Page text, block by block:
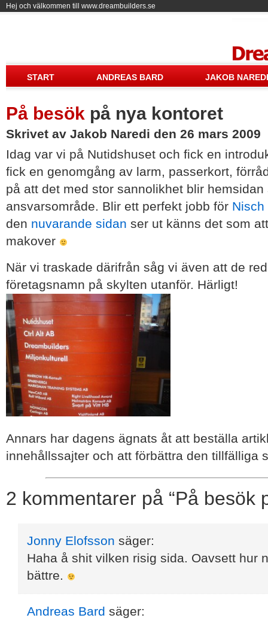
Hej och välkommen till www.dreambuilders.se
START ANDREAS BARD JAKOB NAREDI
På besök på nya kontoret
Skrivet av Jakob Naredi den 26 mars 2009
Idag var vi på Nutidshuset och fick en
fick en genomgång av larm, passerkort,
på att det med stor sannolikhet blir
ansvarsområde. Blir ett perfekt jobb för Nisch
den nuvarande sidan ser ut känns det som
makover
När vi traskade därifrån såg vi även att de
företagsnamn på skylten utanför. Härligt!
Annars har dagens ägnats åt att beställa
innehållssajter och att förbättra den tillfälliga
2 kommentarer på “På besök
Jonny Elofsson säger:
Haha å shit vilken risig sida. Oavsett hur
bättre.
Andreas Bard säger: